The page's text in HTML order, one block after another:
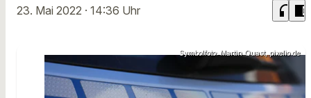
23. Mai 2022 · 14:36 Uhr headphones chrome_reader_mode
Symbolfoto: Martin Quast, pixelio.de